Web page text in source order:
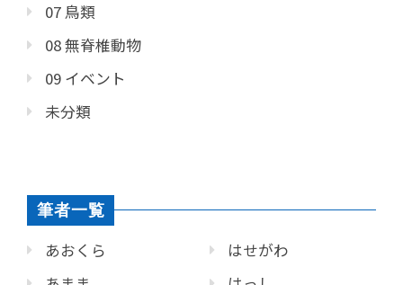
07 鳥類
08 無脊椎動物
09 イベント
未分類
筆者一覧
あおくら
はせがわ